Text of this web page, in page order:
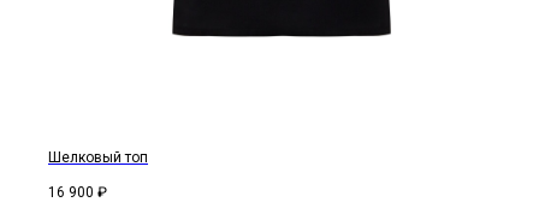
Шелковый топ
16 900 ₽